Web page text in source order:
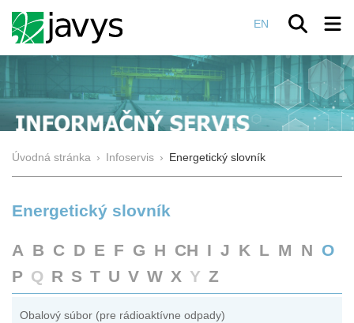
EN
Úvodná stránka › Infoservis › Energetický slovník
Energetický slovník
A B C D E F G H CH I J K L M N O
P Q R S T U V W X Y Z
Obalový súbor (pre rádioaktívne odpady)